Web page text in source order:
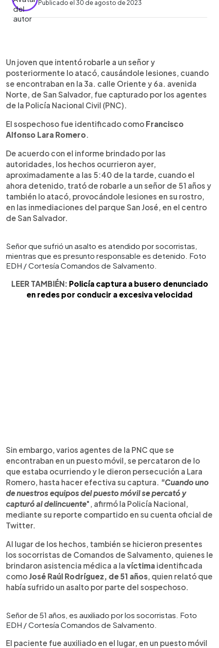
Publicado el 30 de agosto de 2023
Escuchar artículo
Un joven que intentó robarle a un señor y
posteriormente lo atacó, causándole lesiones, cuando
se encontraban en la 3a. calle Oriente y 6a. avenida
Norte, de San Salvador, fue capturado por los agentes
de la Policía Nacional Civil (PNC).
El sospechoso fue identificado como Francisco
Alfonso Lara Romero.
De acuerdo con el informe brindado por las
autoridades, los hechos ocurrieron ayer,
aproximadamente a las 5:40 de la tarde, cuando el
ahora detenido, trató de robarle a un señor de 51 años y
también lo atacó, provocándole lesiones en su rostro,
en las inmediaciones del parque San José, en el centro
de San Salvador.
Señor que sufrió un asalto es atendido por socorristas,
mientras que es presunto responsable es detenido. Foto
EDH / Cortesía Comandos de Salvamento.
LEER TAMBIÉN: Policía captura a busero denunciado
en redes por conducir a excesiva velocidad
Sin embargo, varios agentes de la PNC que se
encontraban en un puesto móvil, se percataron de lo
que estaba ocurriendo y le dieron persecución a Lara
Romero, hasta hacer efectiva su captura. "Cuando uno
de nuestros equipos del puesto móvil se percató y
capturó al delincuente", afirmó la Policía Nacional,
mediante su reporte compartido en su cuenta oficial de
Twitter.
Al lugar de los hechos, también se hicieron presentes
los socorristas de Comandos de Salvamento, quienes le
brindaron asistencia médica a la víctima identificada
como José Raúl Rodríguez, de 51 años, quien relató que
había sufrido un asalto por parte del sospechoso.
Señor de 51 años, es auxiliado por los socorristas. Foto
EDH / Cortesía Comandos de Salvamento.
El paciente fue auxiliado en el lugar, en un puesto móvil